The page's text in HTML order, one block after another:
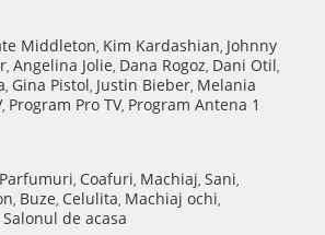
Middleton, Kim Kardashian, Johnny
, Angelina Jolie, Dana Rogoz, Dani Otil,
, Gina Pistol, Justin Bieber, Melania
, Program Pro TV, Program Antena 1
Parfumuri, Coafuri, Machiaj, Sani,
, Buze, Celulita, Machiaj ochi,
Salonul de acasa